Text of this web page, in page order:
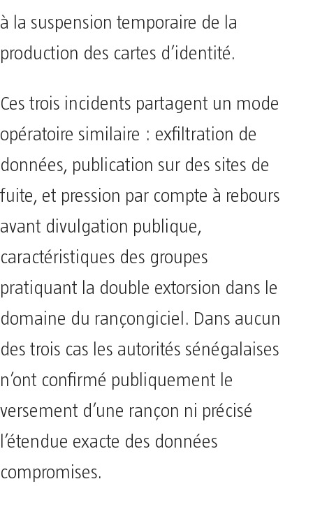
à la suspension temporaire de la
production des cartes d’identité.
Ces trois incidents partagent un mode
opératoire similaire : exfiltration de
données, publication sur des sites de
fuite, et pression par compte à rebours
avant divulgation publique,
caractéristiques des groupes
pratiquant la double extorsion dans le
domaine du rançongiciel. Dans aucun
des trois cas les autorités sénégalaises
n’ont confirmé publiquement le
versement d’une rançon ni précisé
l’étendue exacte des données
compromises.